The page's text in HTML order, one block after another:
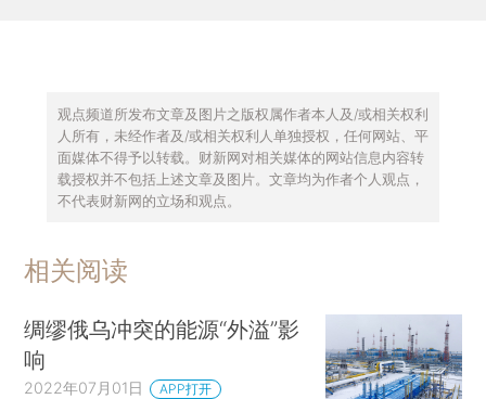
观点频道所发布文章及图片之版权属作者本人及/或相关权利
人所有，未经作者及/或相关权利人单独授权，任何网站、平
面媒体不得予以转载。财新网对相关媒体的网站信息内容转
载授权并不包括上述文章及图片。文章均为作者个人观点，
不代表财新网的立场和观点。
相关阅读
绸缪俄乌冲突的能源“外溢”影
响
2022年07月01日 APP打开